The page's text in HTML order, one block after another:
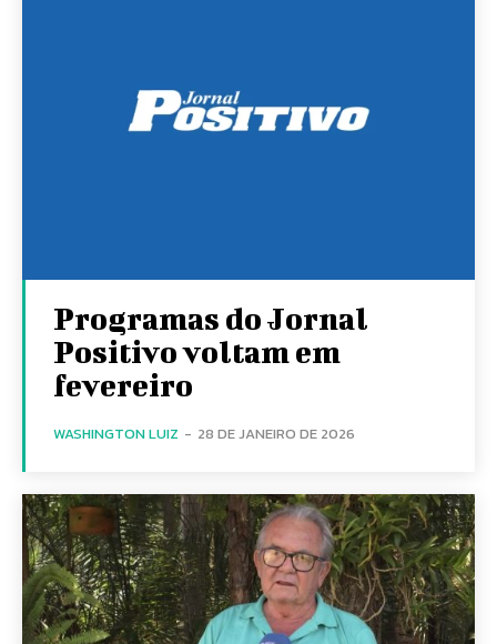
Programas do Jornal
Positivo voltam em
fevereiro
WASHINGTON LUIZ - 28 DE JANEIRO DE 2026